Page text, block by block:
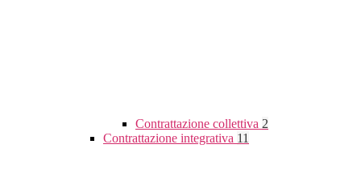
Contrattazione collettiva 2
Contrattazione integrativa 11